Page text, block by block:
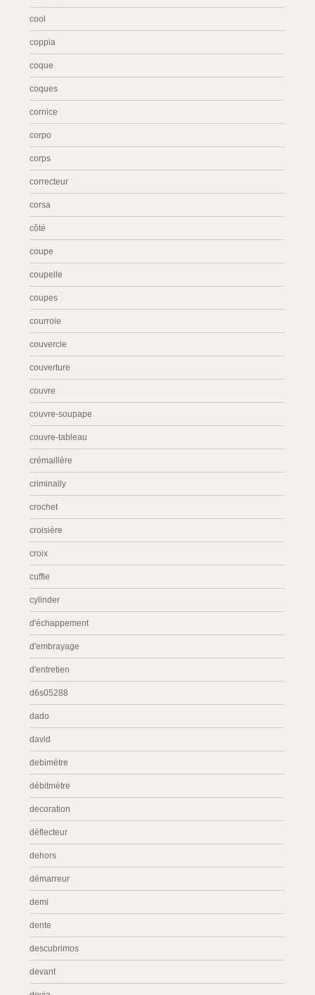
cool
coppia
coque
coques
cornice
corpo
corps
correcteur
corsa
côté
coupe
coupelle
coupes
courroie
couvercle
couverture
couvre
couvre-soupape
couvre-tableau
crémaillère
criminally
crochet
croisière
croix
cuffie
cylinder
d'échappement
d'embrayage
d'entretien
d6s05288
dado
david
debimétre
débitmètre
decoration
déflecteur
dehors
démarreur
demi
dente
descubrimos
devant